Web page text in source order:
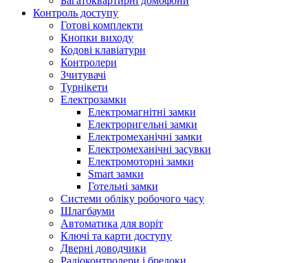
Контроль доступу
Готові комплекти
Кнопки виходу
Кодові клавіатури
Контролери
Зчитувачі
Турнікети
Електрозамки
Електромагнітні замки
Електроригельні замки
Електромеханічні замки
Електромеханічні засувки
Електромоторні замки
Smart замки
Готельні замки
Системи обліку робочого часу
Шлагбауми
Автоматика для воріт
Ключі та карти доступу
Дверні доводчики
Радіоконтролери і брелоки